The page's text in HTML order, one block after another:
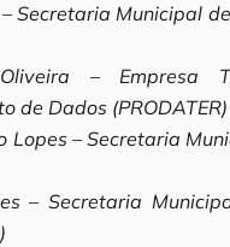
Secretaria Municipal
– Empresa
de Dados (PRODATER)
Lopes – Secretaria
– Secretaria